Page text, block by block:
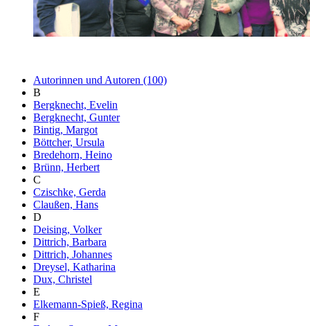
Autorinnen und Autoren (100)
B
Bergknecht, Evelin
Bergknecht, Gunter
Bintig, Margot
Böttcher, Ursula
Bredehorn, Heino
Brünn, Herbert
C
Czischke, Gerda
Claußen, Hans
D
Deising, Volker
Dittrich, Barbara
Dittrich, Johannes
Dreysel, Katharina
Dux, Christel
E
Elkemann-Spieß, Regina
F